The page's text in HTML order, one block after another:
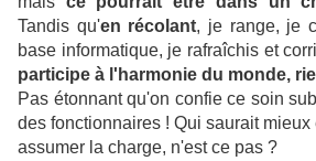
Tandis qu'en récolant, je range, je
base informatique, je rafraîchis et
participe à l'harmonie du monde,
Pas étonnant qu'on confie ce soin
des fonctionnaires ! Qui saurait mieux
assumer la charge, n'est ce pas ?